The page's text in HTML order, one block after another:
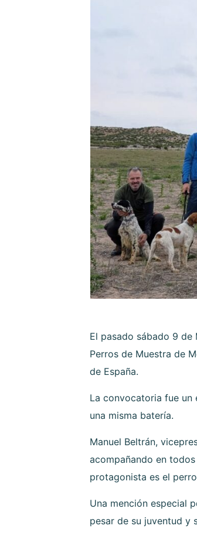
El pasado sábado 9
Perros de Muestra de
de España.
La convocatoria fue
una misma batería.
Manuel Beltrán,
acompañando en
protagonista es el
Una mención especial
pesar de su juventud y